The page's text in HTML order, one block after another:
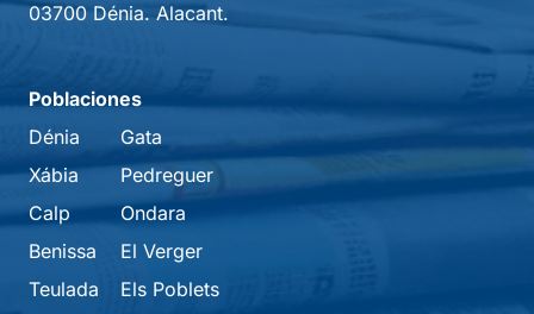
03700 Dénia. Alacant.
Poblaciones
Dénia
Xábia
Calp
Benissa
Teulada
Gata
Pedreguer
Ondara
El Verger
Els Poblets